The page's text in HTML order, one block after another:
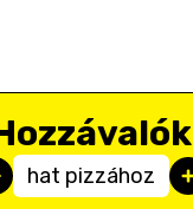
hat pizzához